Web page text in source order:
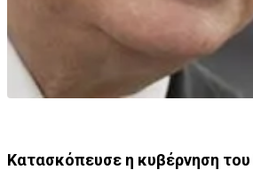
Κατασκόπευσε η κυβέρνηση